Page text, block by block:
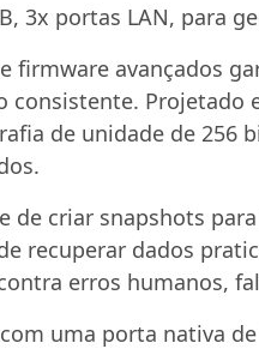
3x portas LAN, para
firmware avançados
consistente. Projetado
de unidade de 256
de criar snapshots
recuperar dados
erros humanos,
uma porta nativa